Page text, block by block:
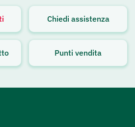
Chiedi assistenza
Punti vendita